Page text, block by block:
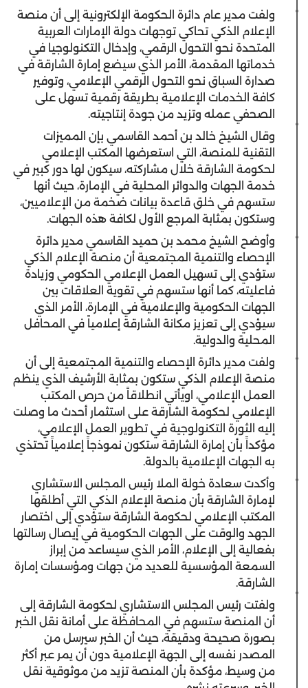
ولفت مدير عام دائرة الحكومة الإلكترونية إلى أن منصة
الإعلام الذكي تحاكي توجهات دولة الإمارات العربية
المتحدة نحو التحول الرقمي، وإدخال التكنولوجيا في
خدماتها المقدمة، الأمر الذي سيضع إمارة الشارقة في
صدارة السباق نحو التحول الرقمي الإعلامي، وتوفير
كافة الخدمات الإعلامية بطريقة رقمية تسهل على
الصحفي عمله وتزيد من جودة إنتاجيته.
وقال الشيخ خالد بن أحمد القاسمي بإن المميزات
التقنية للمنصة، التي استعرضها المكتب الإعلامي
لحكومة الشارقة خلال مشاركته، سيكون لها دور كبير في
خدمة الجهات والدوائر المحلية في الإمارة، حيث أنها
ستسهم في خلق قاعدة بيانات ضخمة من الإعلاميين،
وستكون بمثابة المرجع الأول لكافة هذه الجهات.
وأوضح الشيخ محمد بن حميد القاسمي مدير دائرة
الإحصاء والتنمية المجتمعية أن منصة الإعلام الذكي
ستؤدي إلى تسهيل العمل الإعلامي الحكومي وزيادة
فاعليته، كما أنها ستسهم في تقوية العلاقات بين
الجهات الحكومية والإعلامية في الإمارة، الأمر الذي
سيؤدي إلى تعزيز مكانة الشارقة إعلامياً في المحافل
المحلية والدولية.
ولفت مدير دائرة الإحصاء والتنمية المجتمعية إلى أن
منصة الإعلام الذكي ستكون بمثابة الأرشيف الذي ينظم
العمل الإعلامي، اويأتي انطلاقاً من حرص المكتب
الإعلامي لحكومة الشارقة على استثمار أحدث ما وصلت
إليه الثورة التكنولوجية في تطوير العمل الإعلامي،
مؤكداً بأن إمارة الشارقة ستكون نموذجاً إعلامياً تحتذي
به الجهات الإعلامية بالدولة.
وأكدت سعادة خولة الملا رئيس المجلس الاستشاري
لإمارة الشارقة بأن منصة الإعلام الذكي التي أطلقها
المكتب الإعلامي لحكومة الشارقة ستؤدي إلى اختصار
الجهد والوقت على الجهات الحكومية في إيصال رسالتها
بفعالية إلى الإعلام، الأمر الذي سيساعد من إبراز
السمعة المؤسسية للعديد من جهات ومؤسسات إمارة
الشارقة.
ولفتت رئيس المجلس الاستشاري لحكومة الشارقة إلى
أن المنصة ستسهم في المحافظة على أمانة نقل الخبر
بصورة صحيحة ودقيقة، حيث أن الخبر سيرسل من
المصدر نفسه إلى الجهة الإعلامية دون أن يمر عبر أكثر
من وسيط، مؤكدة بأن المنصة تزيد من موثوقية نقل